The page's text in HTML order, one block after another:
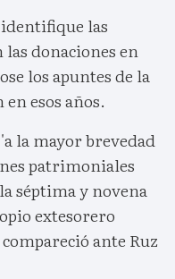
las
las donaciones en
los apuntes de la
esos años.
la mayor brevedad
patrimoniales
séptima y novena
extesorero
ante Ruz